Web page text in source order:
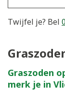
Twijfel je? Bel
Graszoden
merk je in